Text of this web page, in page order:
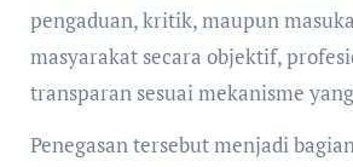
pengaduan, kritik, maupun
masyarakat secara objektif,
transparan sesuai mekanisme
Penegasan tersebut menjadi